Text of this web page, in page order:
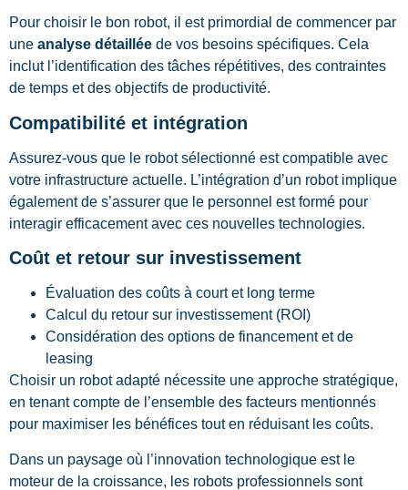
Pour choisir le bon robot, il est primordial de commencer par
une analyse détaillée de vos besoins spécifiques. Cela
inclut l’identification des tâches répétitives, des contraintes
de temps et des objectifs de productivité.
Compatibilité et intégration
Assurez-vous que le robot sélectionné est compatible avec
votre infrastructure actuelle. L’intégration d’un robot implique
également de s’assurer que le personnel est formé pour
interagir efficacement avec ces nouvelles technologies.
Coût et retour sur investissement
Évaluation des coûts à court et long terme
Calcul du retour sur investissement (ROI)
Considération des options de financement et de
leasing
Choisir un robot adapté nécessite une approche stratégique,
en tenant compte de l’ensemble des facteurs mentionnés
pour maximiser les bénéfices tout en réduisant les coûts.
Dans un paysage où l’innovation technologique est le
moteur de la croissance, les robots professionnels sont